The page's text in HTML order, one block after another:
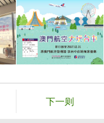
下一则